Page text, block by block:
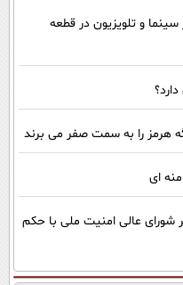
سینما و تلویزیون در قطعه
ای
عالی امنیت ملی با حکم